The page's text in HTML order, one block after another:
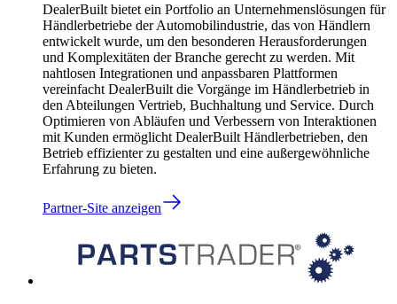
DealerBuilt bietet ein Portfolio an Unternehmenslösungen für
Händlerbetriebe der Automobilindustrie, das von Händlern
entwickelt wurde, um den besonderen Herausforderungen
und Komplexitäten der Branche gerecht zu werden. Mit
nahtlosen Integrationen und anpassbaren Plattformen
vereinfacht DealerBuilt die Vorgänge im Händlerbetrieb in
den Abteilungen Vertrieb, Buchhaltung und Service. Durch
Optimieren von Abläufen und Verbessern von Interaktionen
mit Kunden ermöglicht DealerBuilt Händlerbetrieben, den
Betrieb effizienter zu gestalten und eine außergewöhnliche
Erfahrung zu bieten.
Partner-Site anzeigen